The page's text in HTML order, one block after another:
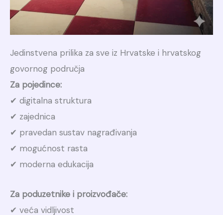
Jedinstvena prilika za sve iz Hrvatske i hrvatskog
govornog područja
Za pojedince:
✔ digitalna struktura
✔ zajednica
✔ pravedan sustav nagrađivanja
✔ mogućnost rasta
✔ moderna edukacija
Za poduzetnike i proizvođače:
✔ veća vidljivost